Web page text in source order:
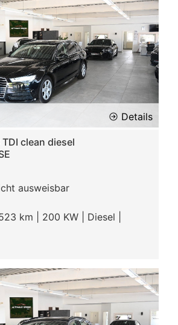
Details
clean diesel
ausweisbar
km | 200 KW | Diesel |